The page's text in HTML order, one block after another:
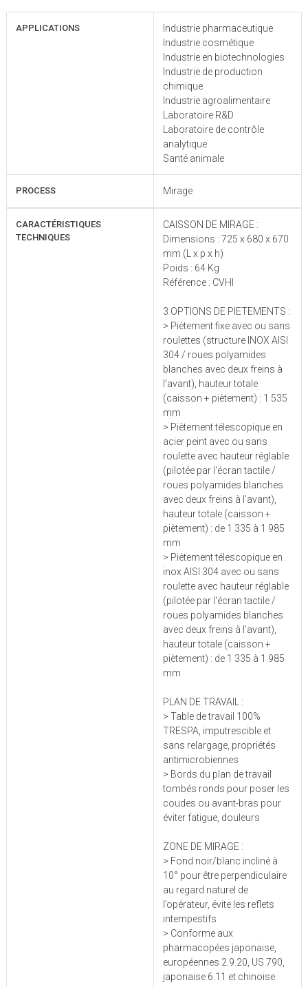
APPLICATIONS
Industrie pharmaceutique
Industrie cosmétique
Industrie en biotechnologies
Industrie de production
chimique
Industrie agroalimentaire
Laboratoire R&D
Laboratoire de contrôle
analytique
Santé animale
PROCESS Mirage
CARACTÉRISTIQUES
TECHNIQUES
CAISSON DE MIRAGE :
Dimensions : 725 x 680 x 670
mm (L x p x h)
Poids : 64 Kg
Référence : CVHI
3 OPTIONS DE PIETEMENTS :
> Piètement fixe avec ou sans
roulettes (structure INOX AISI
304 / roues polyamides
blanches avec deux freins à
l’avant), hauteur totale
(caisson + piètement) : 1 535
mm
> Piètement télescopique en
acier peint avec ou sans
roulette avec hauteur réglable
(pilotée par l'écran tactile /
roues polyamides blanches
avec deux freins à l’avant),
hauteur totale (caisson +
piètement) : de 1 335 à 1 985
mm
> Piètement télescopique en
inox AISI 304 avec ou sans
roulette avec hauteur réglable
(pilotée par l'écran tactile /
roues polyamides blanches
avec deux freins à l’avant),
hauteur totale (caisson +
piètement) : de 1 335 à 1 985
mm
PLAN DE TRAVAIL :
> Table de travail 100%
TRESPA, imputrescible et
sans relargage, propriétés
antimicrobiennes
> Bords du plan de travail
tombés ronds pour poser les
coudes ou avant-bras pour
éviter fatigue, douleurs
ZONE DE MIRAGE :
> Fond noir/blanc incliné à
10° pour être perpendiculaire
au regard naturel de
l’opérateur, évite les reflets
intempestifs
> Conforme aux
pharmacopées japonaise,
européennes 2.9.20, US 790,
japonaise 6.11 et chinoise